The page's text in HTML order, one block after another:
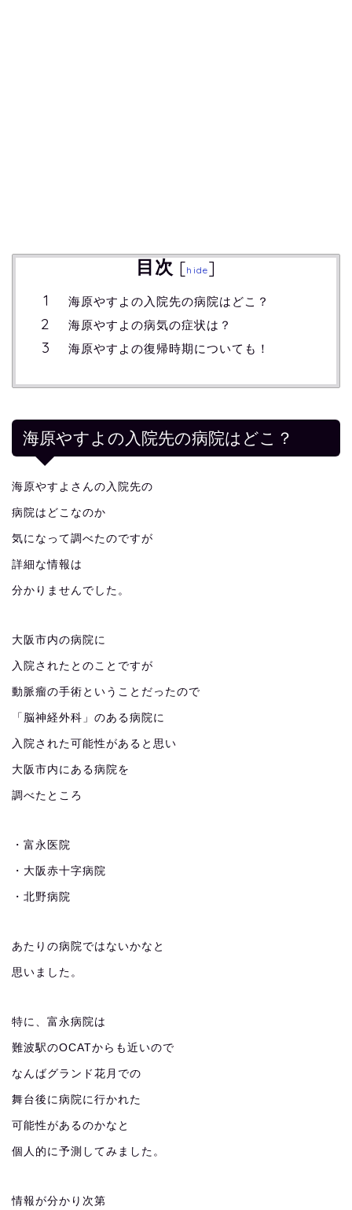
目次 [hide]
海原やすよの入院先の病院はどこ？
海原やすよの病気の症状は？
海原やすよの復帰時期についても！
海原やすよの入院先の病院はどこ？
海原やすよさんの入院先の
病院はどこなのか
気になって調べたのですが
詳細な情報は
分かりませんでした。
大阪市内の病院に
入院されたとのことですが
動脈瘤の手術ということだったので
「脳神経外科」のある病院に
入院された可能性があると思い
大阪市内にある病院を
調べたところ
・富永医院
・大阪赤十字病院
・北野病院
あたりの病院ではないかなと
思いました。
特に、富永病院は
難波駅のOCATからも近いので
なんばグランド花月での
舞台後に病院に行かれた
可能性があるのかなと
個人的に予測してみました。
情報が分かり次第